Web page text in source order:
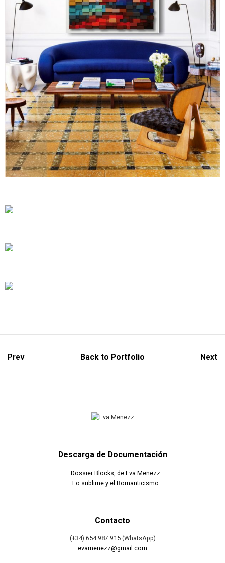
Prev Back to Portfolio Next
Descarga de Documentación
– Dossier Blocks, de Eva Menezz
– Lo sublime y el Romanticismo
Contacto
(+34) 654 987 915 (WhatsApp)
evamenezz@gmail.com